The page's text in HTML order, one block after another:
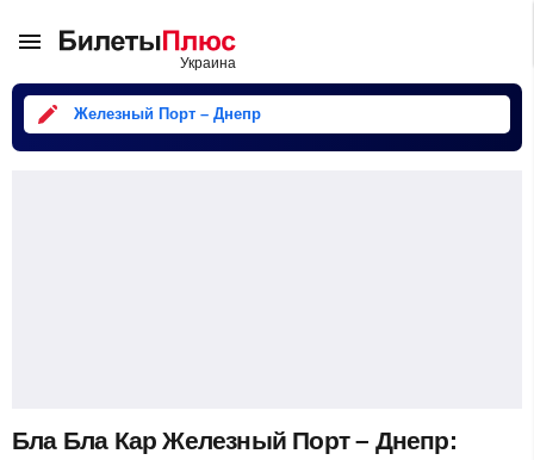
Железный Порт – Днепр
Бла Бла Кар Железный Порт – Днепр: